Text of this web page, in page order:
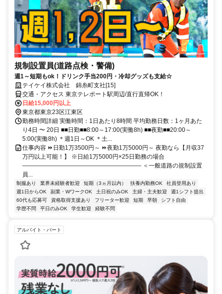
規制設置員(道路点検・警備)
週1～短期もok！ドリンク手当200円・冷却グッズも支給☆
テイケイ株式会社 錦糸町支社[15]
交通・アクセス 東京テレポート駅周辺/直行直帰OK！
日給15,000円以上
東京都東京23区江東区
勤務時間詳細 実働時間：1日あたり8時間 平均勤務日数：1ヶ月あた
り4日 〜 20日 ■■日勤■■8:00～17:00(実働8h) ■■夜勤■■20:00～
5:00(実働8h) ＊週1日～OK ＊土...
仕事内容 ⏩日勤1万3500円～ ⏩夜勤1万5000円～ 夜勤なら【月収37
万円以上可能！】 ※日給1万5000円×25日勤務の場合
―――――――――――――――――――― ＜一般道路の規制設置
員...
制服あり 業界未経験者歓迎 短期（3ヵ月以内） 扶養内勤務OK
社員登用あり
週1日からOK
副業・WワークOK 土日祝のみOK 主婦・主夫歓迎
週1シフト提出
60代も応募可
資格取得支援あり フリーター歓迎 短期 早朝
シフト自由
学歴不問
平日のみOK 学生歓迎 経験不問
アルバイト・パート